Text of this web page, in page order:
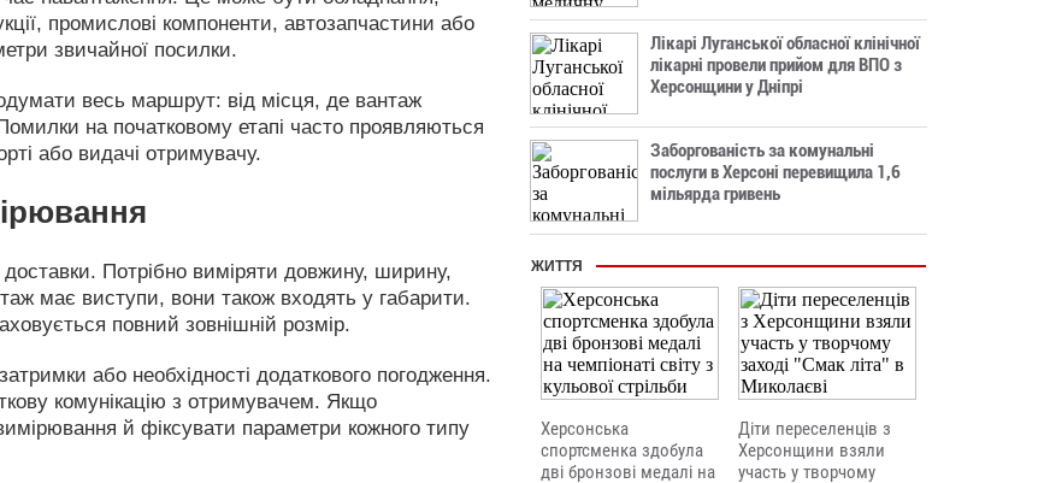
промислові компоненти, автозапчастини або
звичайної посилки.
весь маршрут: від місця, де вантаж
на початковому етапі часто проявляються
або видачі отримувачу.
доставки. Потрібно виміряти довжину, ширину,
має виступи, вони також входять у габарити.
повний зовнішній розмір.
або необхідності додаткового погодження.
комунікацію з отримувачем. Якщо
й фіксувати параметри кожного типу
Лікарі Луганської обласної клінічної
лікарні провели прийом для ВПО з
Херсонщини у Дніпрі
Заборгованість за комунальні
послуги в Херсоні перевищила 1,6
мільярда гривень
ЖИТТЯ
Херсонська
спортсменка здобула
дві бронзові медалі на
Діти переселенців з
Херсонщини взяли
участь у творчому